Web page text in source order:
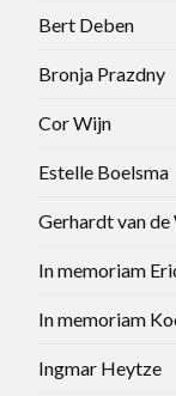
Bert Deben
Bronja Prazdny
Cor Wijn
Estelle Boelsma
Gerhardt van
In memoriam
In memoriam
Ingmar Heytze